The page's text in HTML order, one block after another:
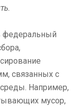
федеральный
связанных с
Например,
мусор,